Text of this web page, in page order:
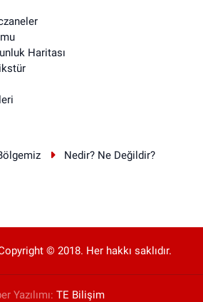
Haritası
Nedir? Ne Değildir?
© 2018. Her hakkı saklıdır.
Yazılımı: TE Bilişim